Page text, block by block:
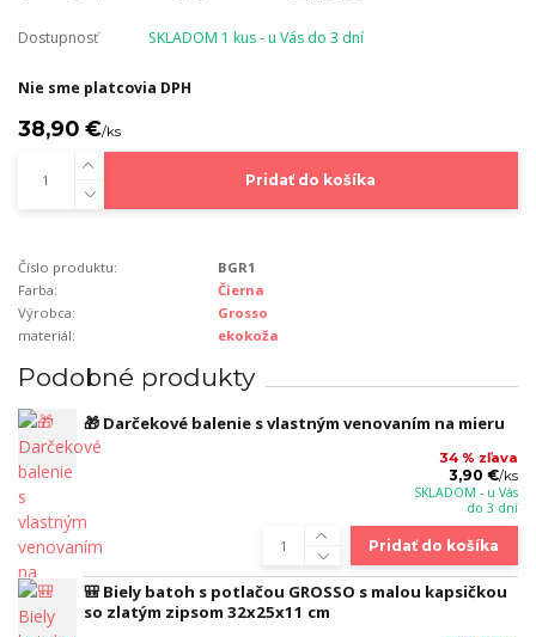
Dostupnosť SKLADOM 1 kus - u Vás do 3 dní
Nie sme platcovia DPH
38,90 €/ks
Pridať do košíka
Číslo produktu:
BGR1
Farba:
Čierna
Výrobca:
Grosso
materiál:
ekokoža
Podobné produkty
🎁 Darčekové balenie s vlastným venovaním na mieru
34 % zľava
3,90 €/ks
SKLADOM - u Vás
do 3 dní
Pridať do košíka
🎒 Biely batoh s potlačou GROSSO s malou kapsičkou
so zlatým zipsom 32x25x11 cm